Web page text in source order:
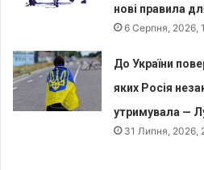
нові правила
6 Серпня, 2026,
До України
яких Росія
утримувала —
31 Липня, 2026,